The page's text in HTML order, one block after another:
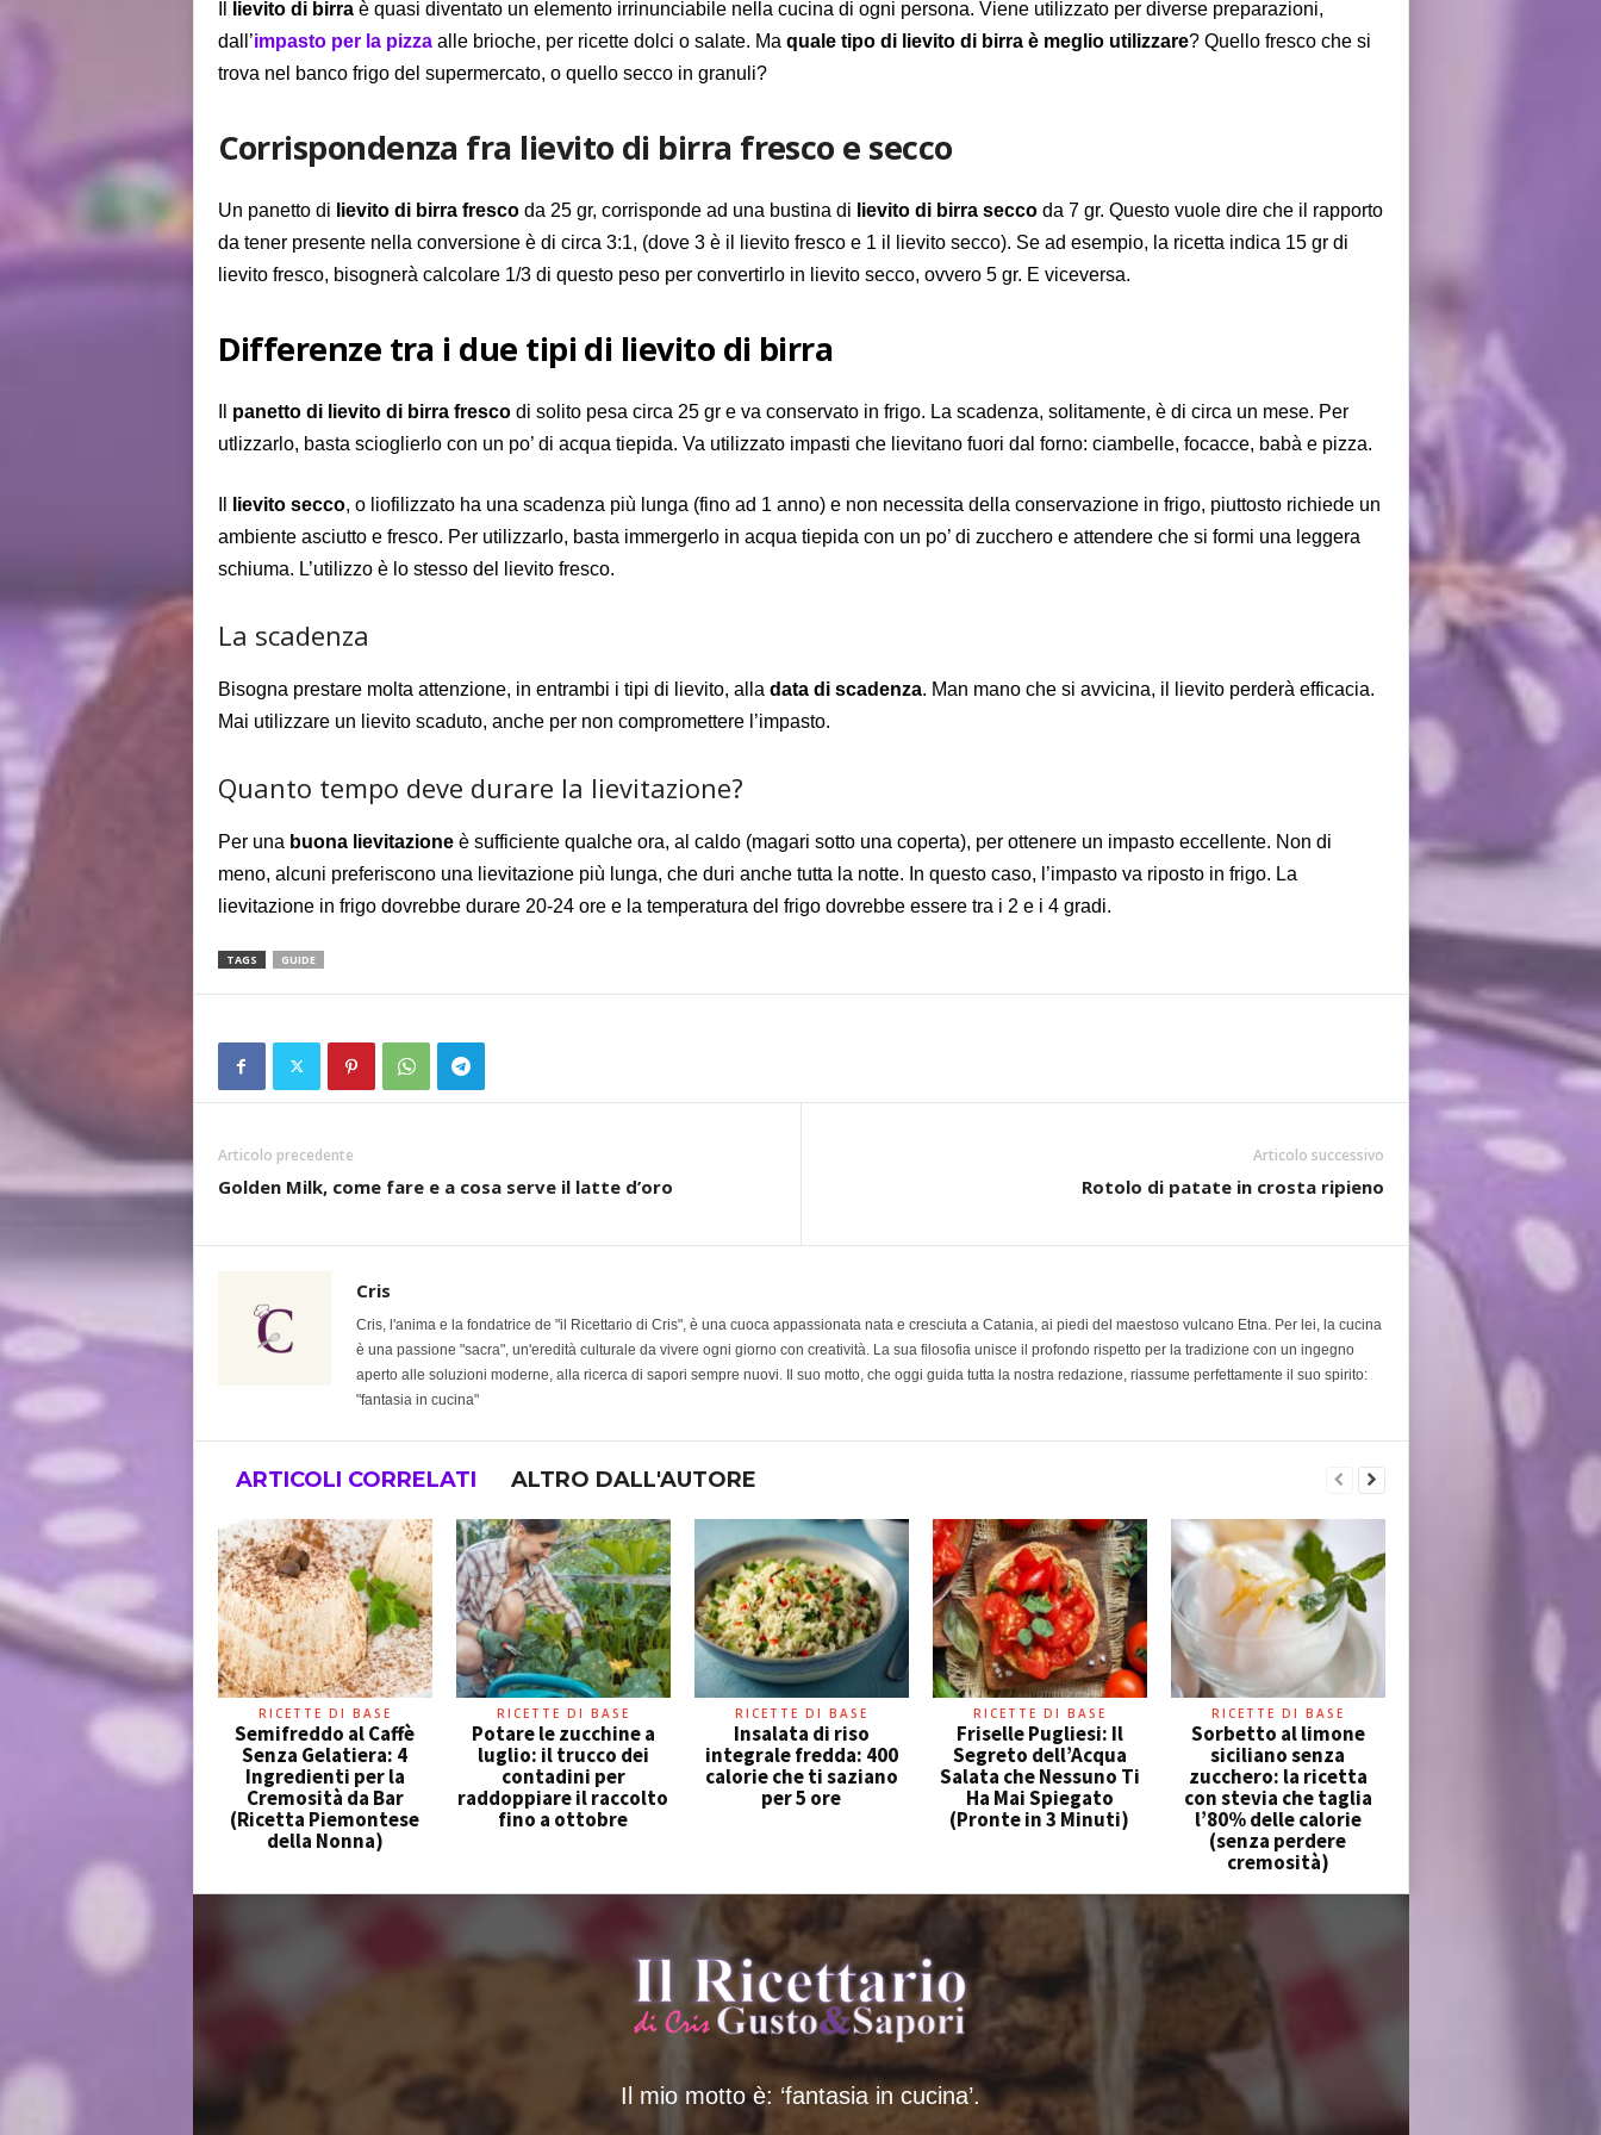
ievito di birra è quasi diventato un elemento irrinunciabile nella cucina di ogni persona. Viene utilizzato per diverse preparazioni,
dall’impasto per la pizzaalle brioche, per ricette dolci o salate. Ma quale tipo di lievito di birra è meglio utilizzare? Quello fresco che si
trova nel banco frigo del supermercato, o quello secco in granuli?
Corrispondenza fra lievito di birra fresco e secco
Un panetto di lievitodi birra frescoda 25 gr, corrisponde ad una bustina di lievitodi birra seccoda 7 gr. Questo vuole dire che il rapporto
da tener presente nella conversione è di circa 3:1, (dove 3 è il lievito fresco e 1 il lievito secco). Se ad esempio, la ricetta indica 15 gr di
lievito fresco, bisognerà calcolare 1/3 di questo peso per convertirlo in lievito secco, ovvero 5 gr. E viceversa.
Differenze tra i due tipi di lievito di birra
panetto di lievito di birra fresco di solito pesa circa 25 gr e va conservato in frigo. La scadenza, solitamente, è di circa un mese. Per
utlizzarlo, basta scioglierlo con un po’ di acqua tiepida. Va utilizzato impasti che lievitano fuori dal forno: ciambelle, focacce, babà e pizza.
lievito secco, o liofilizzato ha una scadenza più lunga (fino ad 1 anno) e non necessita della conservazione in frigo, piuttosto richiedeun
ambiente asciutto e fresco. Per utilizzarlo, basta immergerlo in acqua tiepida con un po’ di zucchero e attendere che si formi una leggera
schiuma. L’utilizzo è lo stesso del lievito fresco.
La scadenza
Bisogna prestare molta attenzione, in entrambi i tipi di lievito, alla data di scadenza. Man mano che si avvicina, il lievito perderà efficacia.
Mai utilizzare un lievito scaduto, anche per non compromettere l’impasto.
Quanto tempo deve durare la lievitazione?
Per una buona lievitazioneè sufficiente qualche ora, al caldo (magari sotto una coperta), per ottenere un impasto eccellente. Non di
meno, alcuni preferiscono una lievitazione più lunga, che duri anche tutta la notte. In questo caso, l’impasto va riposto in frigo. La
lievitazione in frigo dovrebbe durare 20-24 ore e la temperatura del frigo dovrebbe essere tra i 2 e i 4 gradi.
TAGS GUIDE
Articolo precedente
Golden Milk, come fare e a cosa serve il latte d’oro
Articolo successivo
Rotolo di patate in crosta ripieno
Cris
Cris, l'anima e la fondatrice de "il Ricettario di Cris", è una cuoca appassionata nata e cresciuta a Catania, ai piedi del maestoso vulcano Etna. Per lei, la cucina
è una passione "sacra", un'eredità culturale da vivere ogni giorno con creatività. La sua filosofia unisce il profondo rispetto per la tradizione con un ingegno
aperto alle soluzioni moderne, alla ricerca di sapori sempre nuovi. Il suo motto, che oggi guida tutta la nostra redazione, riassume perfettamente il suo spirito:
"fantasia in cucina"
ARTICOLI CORRELATI ALTRO DALL'AUTORE
RICETTE DI BASE
Semifreddo al Caffè
Senza Gelatiera: 4
Ingredienti per la
Cremosità da Bar
(Ricetta Piemontese
della Nonna)
RICETTE DI BASE
Potare le zucchine a
luglio: il trucco dei
contadini per
raddoppiare il raccolto
fino a ottobre
RICETTE DI BASE
Insalata di riso
integrale fredda: 400
calorie che ti saziano
per 5 ore
RICETTE DI BASE
Friselle Pugliesi: Il
Segreto dell’Acqua
Salata che Nessuno Ti
Ha Mai Spiegato
(Pronte in 3 Minuti)
RICETTE DI BASE
Sorbetto al limone
siciliano senza
zucchero: la ricetta
con stevia che taglia
l’80% delle calorie
(senza perdere
cremosità)
Il mio motto è: ‘fantasia in cucina’.